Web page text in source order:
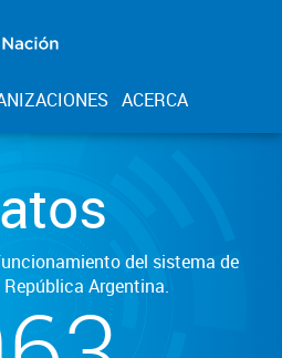
ACERCA
del sistema de
Argentina.